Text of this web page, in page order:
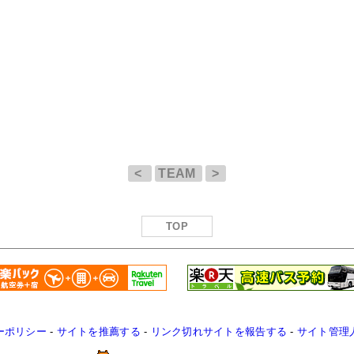
< TEAM >
TOP
ポリシー - サイトを推薦する - リンク切れサイトを報告する - サイト管理